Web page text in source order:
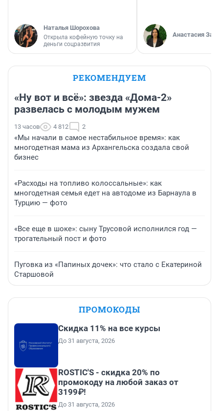
Наталья Шорохова
Открыла кофейную точку на
деньги соцразвития
Анастасия
РЕКОМЕНДУЕМ
«Ну вот и всё»: звезда «Дома-2»
развелась с молодым мужем
13 часов 4 812 2
«Мы начали в самое нестабильное время»: как
многодетная мама из Архангельска создала свой
бизнес
«Расходы на топливо колоссальные»: как
многодетная семья едет на автодоме из Барнаула в
Турцию — фото
«Все еще в шоке»: сыну Трусовой исполнился год —
трогательный пост и фото
Пуговка из «Папиных дочек»: что стало с Екатериной
Старшовой
ПРОМОКОДЫ
Скидка 11% на все курсы
До 31 августа, 2026
ROSTIC'S - скидка 20% по
промокоду на любой заказ от
3199₽!
До 31 августа, 2026